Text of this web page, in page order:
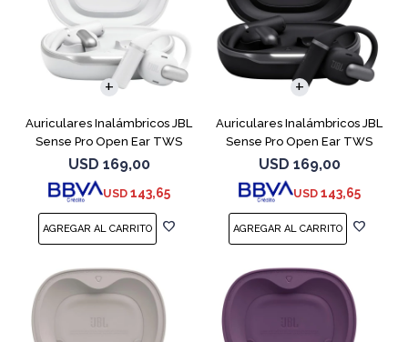
Auriculares Inalámbricos JBL
Sense Pro Open Ear TWS
Blanco
USD 169,00
USD 143,65
Auriculares Inalámbricos JBL
Sense Pro Open Ear TWS
Negro
USD 169,00
USD 143,65